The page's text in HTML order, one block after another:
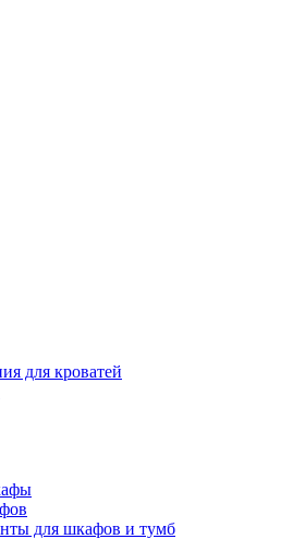
для кроватей
для шкафов и тумб